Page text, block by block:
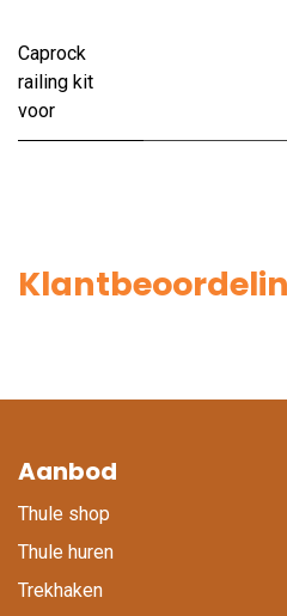
Caprock
railing kit
voor
Aanbod
Thule shop
Thule huren
Trekhaken